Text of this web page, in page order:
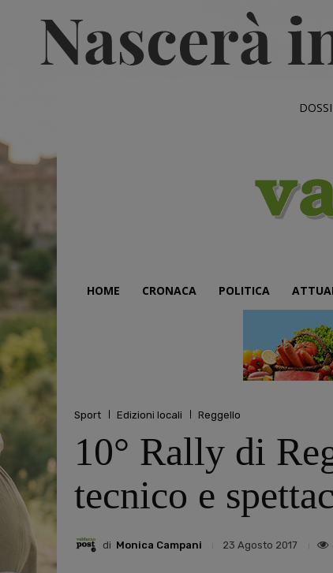
HOME CRONACA POLITICA
Sport Edizioni locali Reggello
10° Rally di
tecnico e
di Monica Campani 23 Agosto 2017